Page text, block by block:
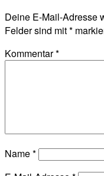
Deine E-Mail-Adresse
Felder sind mit*
Kommentar*
Name*